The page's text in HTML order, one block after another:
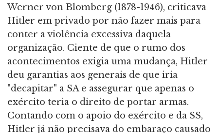
Werner von Blomberg (1878-1946), criticava
Hitler em privado por não fazer mais para
conter a violência excessiva daquela
organização. Ciente de que o rumo dos
acontecimentos exigia uma mudança, Hitler
deu garantias aos generais de que iria
"decapitar" a SA e assegurar que apenas o
exército teria o direito de portar armas.
Contando com o apoio do exército e da SS,
Hitler já não precisava do embaraço causado